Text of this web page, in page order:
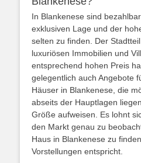
In Blankenese sind
exklusiven Lage und der
selten zu finden. Der
luxuriösen Immobilien und
entsprechend hohen Preis
gelegentlich auch Angebote
Häuser in Blankenese, die
abseits der Hauptlagen
Größe aufweisen. Es lohnt
den Markt genau zu
Haus in Blankenese zu
Vorstellungen entspricht.